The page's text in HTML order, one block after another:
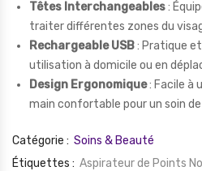
Têtes Interchangeables:
traiter différentes zones du
Rechargeable USB: Pratique
utilisation à domicile ou en
Design Ergonomique: Facile à
main confortable pour un soin
Catégorie : Soins & Beauté
Étiquettes : Aspirateur de Points